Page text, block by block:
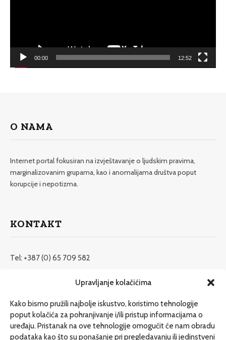
Upravljanje kolačićima
Kako bismo pružili najbolje iskustvo, koristimo tehnologije
poput kolačića za pohranjivanje i/ili pristup informacijama o
uređaju. Pristanak na ove tehnologije omogućit će nam obradu
podataka kao što su ponašanje pri pregledavanju ili jedinstveni
00:00 12:52
O NAMA
Internet portal fokusiran na izvještavanje o ljudskim pravima,
marginalizovanim grupama, kao i anomalijama društva poput
korupcije i nepotizma.
KONTAKT
Tel: +387 (0) 65 709 582
redakcija@etrafika.net
Dosije